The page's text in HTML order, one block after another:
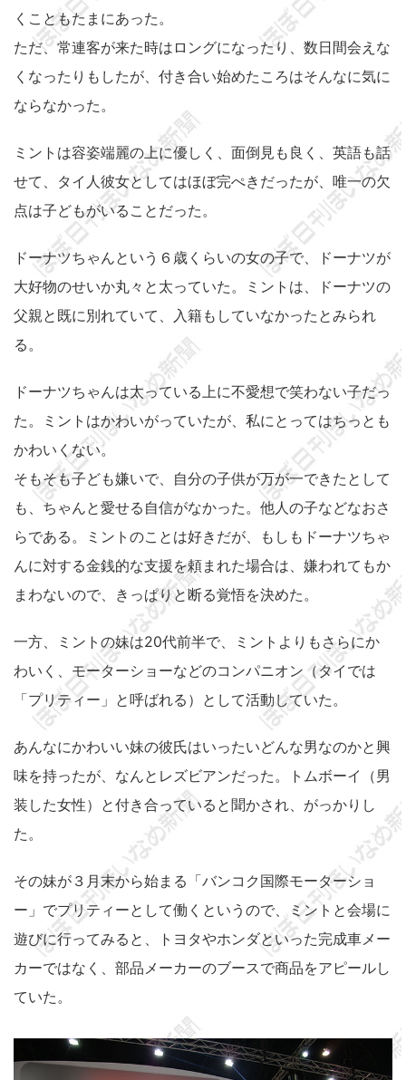
くこともたまにあった。
ただ、常連客が来た時はロングになったり、数日間会えな
くなったりもしたが、付き合い始めたころはそんなに気に
ならなかった。
ミントは容姿端麗の上に優しく、面倒見も良く、英語も話
せて、タイ人彼女としてはほぼ完ぺきだったが、唯一の欠
点は子どもがいることだった。
ドーナツちゃんという６歳くらいの女の子で、ドーナツが
大好物のせいか丸々と太っていた。ミントは、ドーナツの
父親と既に別れていて、入籍もしていなかったとみられ
る。
ドーナツちゃんは太っている上に不愛想で笑わない子だっ
た。ミントはかわいがっていたが、私にとってはちっとも
かわいくない。
そもそも子ども嫌いで、自分の子供が万が一できたとして
も、ちゃんと愛せる自信がなかった。他人の子などなおさ
らである。ミントのことは好きだが、もしもドーナツちゃ
んに対する金銭的な支援を頼まれた場合は、嫌われてもか
まわないので、きっぱりと断る覚悟を決めた。
一方、ミントの妹は20代前半で、ミントよりもさらにか
わいく、モーターショーなどのコンパニオン（タイでは
「プリティー」と呼ばれる）として活動していた。
あんなにかわいい妹の彼氏はいったいどんな男なのかと興
味を持ったが、なんとレズビアンだった。トムボーイ（男
装した女性）と付き合っていると聞かされ、がっかりし
た。
その妹が３月末から始まる「バンコク国際モーターショ
ー」でプリティーとして働くというので、ミントと会場に
遊びに行ってみると、トヨタやホンダといった完成車メー
カーではなく、部品メーカーのブースで商品をアピールし
ていた。